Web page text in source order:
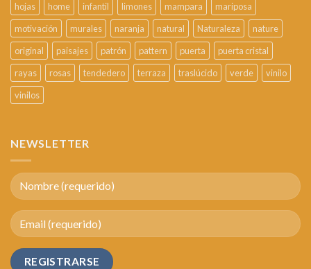
hojas
home infantil limones mampara
mariposa
motivación
murales naranja natural Naturaleza
nature
original
paisajes patrón pattern puerta
puerta cristal
rayas
rosas tendedero terraza traslúcido verde
vinilo
vinilos
NEWSLETTER